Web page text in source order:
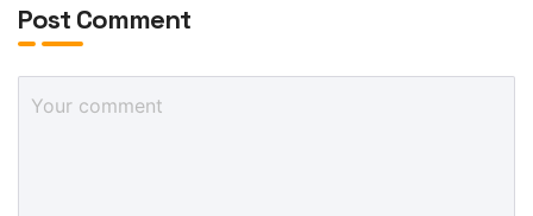
Post Comment